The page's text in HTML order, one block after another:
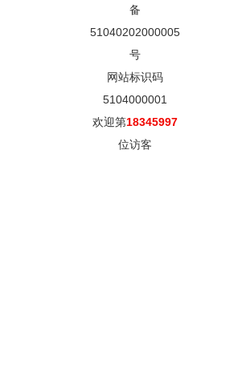
备
51040202000005
号
网站标识码
5104000001
欢迎第18345997
位访客